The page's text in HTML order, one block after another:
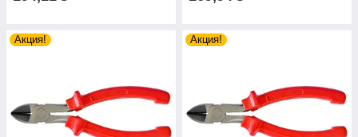
Акция! Акция!